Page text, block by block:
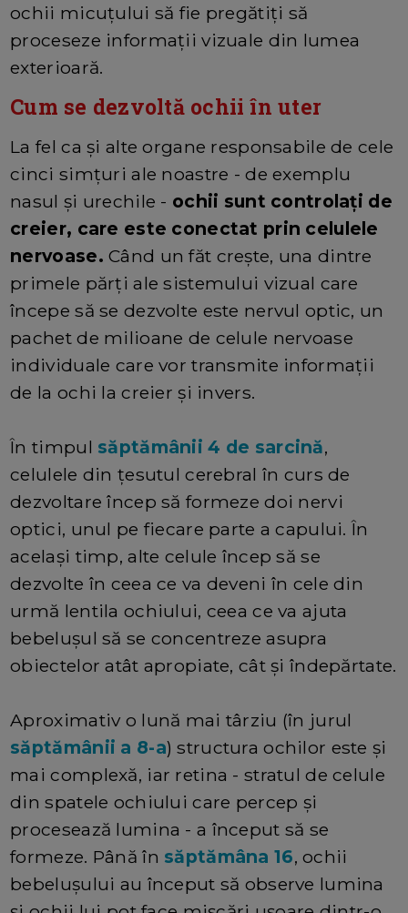
ochii micuțului să fie pregătiți să
proceseze informații vizuale din lumea
exterioară.
Cum se dezvoltă ochii în uter
La fel ca și alte organe responsabile de cele
cinci simțuri ale noastre - de exemplu
nasul și urechile - ochii sunt controlați de
creier, care este conectat prin celulele
nervoase.Când un făt crește, una dintre
primele părți ale sistemului vizual care
începe să se dezvolte este nervul optic, un
pachet de milioane de celule nervoase
individuale care vor transmite informații
de la ochi la creier și invers.
În timpul săptămânii 4 de sarcină,
celulele din țesutul cerebral în curs de
dezvoltare încep să formeze doi nervi
optici, unul pe fiecare parte a capului. În
același timp, alte celule încep să se
dezvolte în ceea ce va deveni în cele din
urmă lentila ochiului, ceea ce va ajuta
bebelușul să se concentreze asupra
obiectelor atât apropiate, cât și îndepărtate.
Aproximativ o lună mai târziu (în jurul
săptămânii a 8-a) structura ochilor este și
mai complexă, iar retina - stratul de celule
din spatele ochiului care percep și
procesează lumina - a început să se
formeze. Până în săptămâna 16, ochii
bebelușului au început să observe lumina